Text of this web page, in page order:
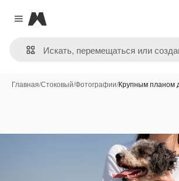
Close menu
Magnific
Главная/Стоковый/Фотографии/Крупным планом